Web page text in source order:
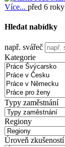
Více...před 6 roky
Hledat nabídky
např. svářeč
Kategorie
Typy zaměstnání
Regiony
Úroveň zkušeností